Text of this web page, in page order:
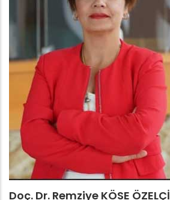
Doç. Dr. Remziye KÖSE ÖZELÇİ